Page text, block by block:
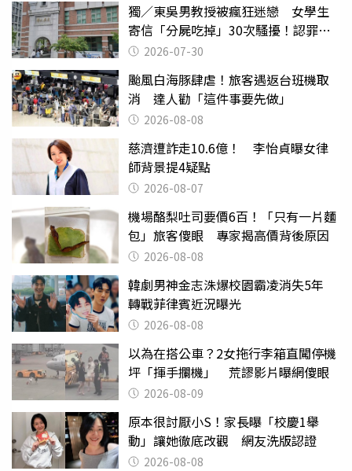
獨／東吳男教授被瘋狂迷戀 女學生
寄信「分屍吃掉」30次騷擾！認罪免
關 2026-07-30
颱風白海豚肆虐！旅客遇返台班機取
消 達人勸「這件事要先做」
2026-08-08
慈濟遭詐走10.6億！ 李怡貞曝女律
師背景提4疑點
2026-08-07
機場酪梨吐司要價6百！「只有一片麵
包」旅客傻眼 專家揭高價背後原因
2026-08-08
韓劇男神金志洙爆校園霸凌消失5年
轉戰菲律賓近況曝光
2026-08-08
以為在搭公車？2女拖行李箱直闖停機
坪「揮手攔機」 荒謬影片曝網傻眼
2026-08-09
原本很討厭小S！家長曝「校慶1舉
動」讓她徹底改觀 網友洗版認證
2026-08-08